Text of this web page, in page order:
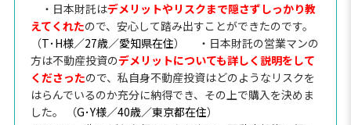
・日本財託はデメリットやリスクまで隠さずしっかり教
えてくれたので、安心して踏み出すことができたのです。
（T･H様／27歳／愛知県在住）
・日本財託の営業マンの
方は不動産投資のデメリットについても詳しく説明をして
くださったので、私自身不動産投資はどのようなリスクを
はらんでいるのか充分に納得でき、その上で購入を決めま
した。 （G･Y様／40歳／東京都在住）